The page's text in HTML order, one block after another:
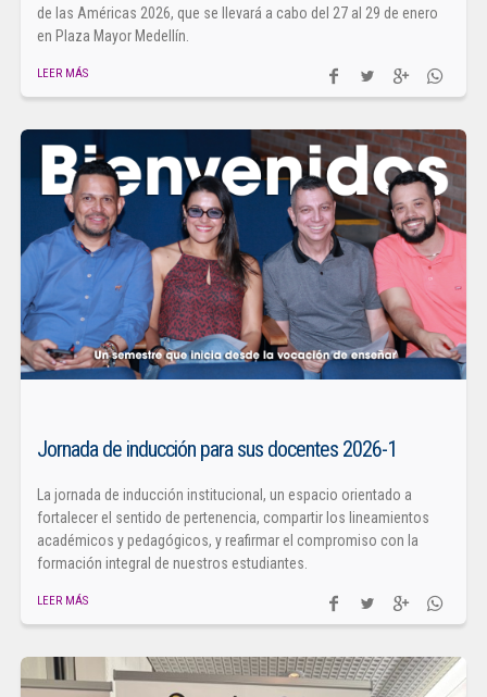
de las Américas 2026, que se llevará a cabo del 27 al 29 de enero
en Plaza Mayor Medellín.
LEER MÁS
Jornada de inducción para sus docentes 2026-1
La jornada de inducción institucional, un espacio orientado a
fortalecer el sentido de pertenencia, compartir los lineamientos
académicos y pedagógicos, y reafirmar el compromiso con la
formación integral de nuestros estudiantes.
LEER MÁS